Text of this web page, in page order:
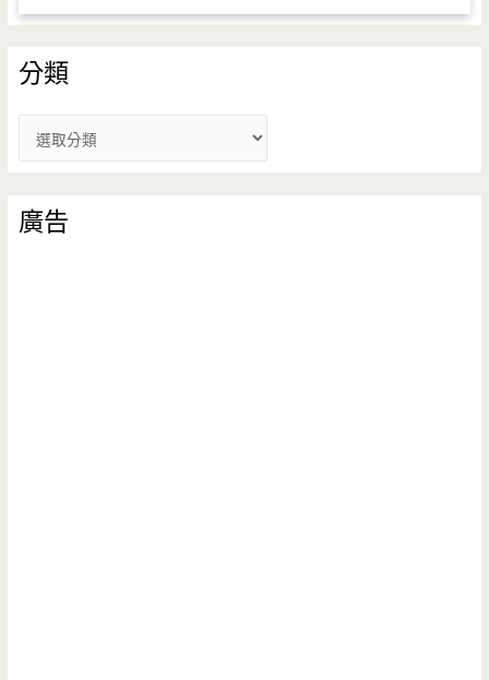
分類
類
廣告